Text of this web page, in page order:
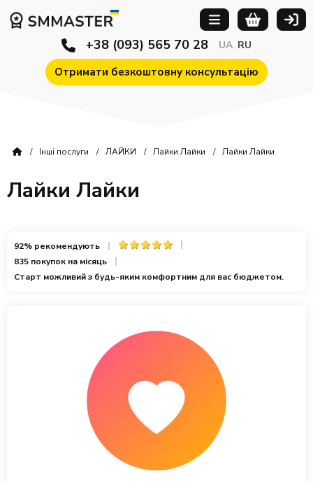
Отримати безкоштовну консультацію
+38 (093) 565 70 28 UA RU
Інші послуги ЛАЙКИ Лайки Лайки Лайки Лайки
Лайки Лайки
92% рекомендують
835 покупок на місяць
Старт можливий з будь-яким комфортним для вас бюджетом.